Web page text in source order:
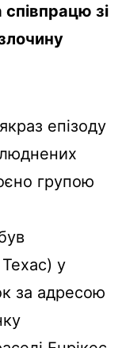
зі
епізоду
групою
у
за адресою